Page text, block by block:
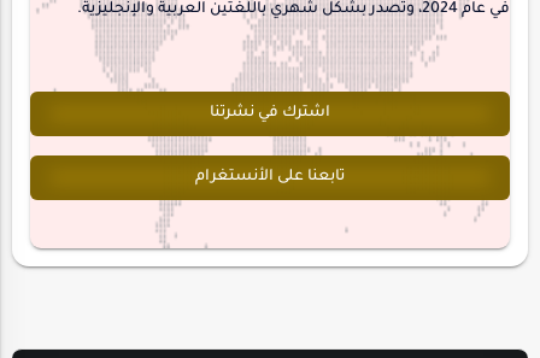
في عام 2024، وتصدر بشكل شهري باللغتين العربية والإنجليزية.
اشترك في نشرتنا
تابعنا على الأنستغرام